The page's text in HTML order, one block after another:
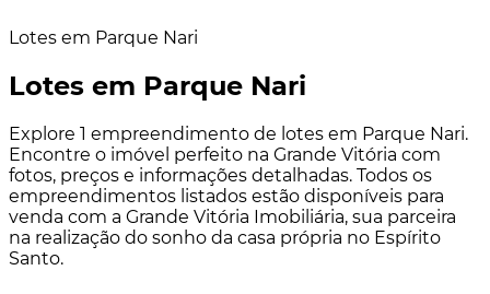
Lotes em Parque Nari
Lotes em Parque Nari
Explore 1 empreendimento de lotes em Parque Nari.
Encontre o imóvel perfeito na Grande Vitória com
fotos, preços e informações detalhadas. Todos os
empreendimentos listados estão disponíveis para
venda com a Grande Vitória Imobiliária, sua parceira
na realização do sonho da casa própria no Espírito
Santo.